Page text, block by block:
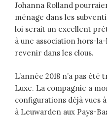
Johanna Rolland
ménage dans les
loi serait un excellent
à une association hors-
revenir dans les clous.
L’année 2018 n’a pas
Luxe. La compagnie a
configurations déjà vues
à Leuwarden aux Pays-